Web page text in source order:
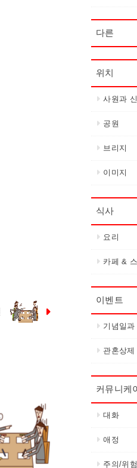
다른
위치
사원과
공원
브리지
이미지
식사
요리
카페 &
이벤트
기념일과
관혼상제
커뮤니케
대화
애정
주의/위험